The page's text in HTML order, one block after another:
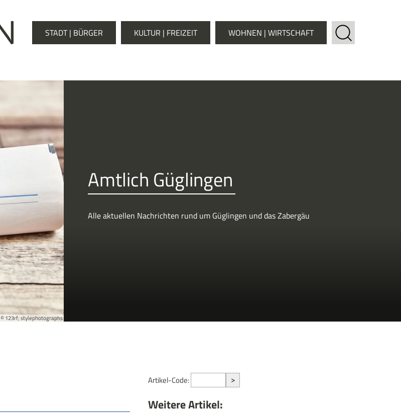
STADT | BÜRGER KULTUR | FREIZEIT WOHNEN | WIRTSCHAFT
© 123rf; stylephotographs
Amtlich Güglingen
Alle aktuellen Nachrichten rund um Güglingen und das Zabergäu
Artikel-Code: >
Weitere Artikel: